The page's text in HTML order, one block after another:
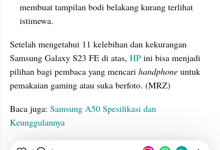
membuat tampilan bodi belakang kurang terlihat
istimewa.
Setelah mengetahui 11 kelebihan dan kekurangan
Samsung Galaxy S23 FE di atas, HP ini bisa menjadi
pilihan bagi pembaca yang mencari handphone untuk
pemakaian gaming atau suka berfoto. (MRZ)
Baca juga: Samsung A50 Spesifikasi dan
Keunggulannya